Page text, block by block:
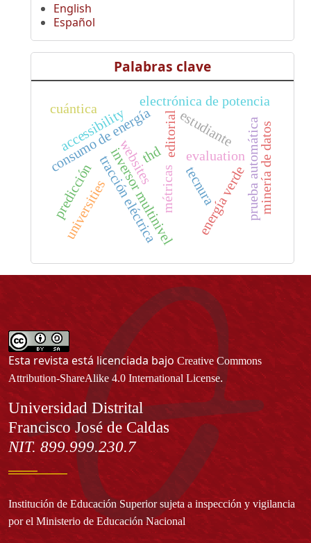
English
Español
Palabras clave
editorial
tecnura
inversor multinivel
thd
electrónica de potencia
tracción eléctrica energía verde
consumo de energía prueba automática
accessibility
evaluation
websites
universities
cuántica
métricas minería de datos
predicción
estudiante
Esta revista está licenciada bajo Creative Commons
Attribution-ShareAlike 4.0 International License.
Información
Universidad Distrital
Francisco José de Caldas
NIT. 899.999.230.7
Institución de Educación Superior sujeta a inspección y vigilancia
por el Ministerio de Educación Nacional